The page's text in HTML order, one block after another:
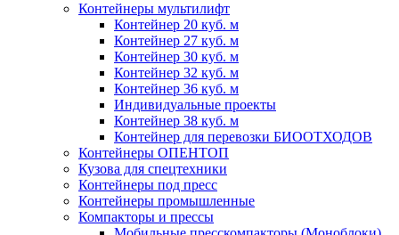
Контейнеры мультилифт
Контейнер 20 куб. м
Контейнер 27 куб. м
Контейнер 30 куб. м
Контейнер 32 куб. м
Контейнер 36 куб. м
Индивидуальные проекты
Контейнер 38 куб. м
Контейнер для перевозки БИООТХОДОВ
Контейнеры ОПЕНТОП
Кузова для спецтехники
Контейнеры под пресс
Контейнеры промышленные
Компакторы и прессы